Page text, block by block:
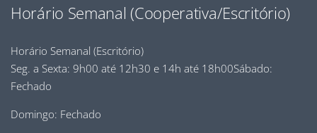
Horário Semanal (Cooperativa/Escritório)
Horário Semanal (Escritório)
Seg. a Sexta: 9h00 até 12h30 e 14h até 18h00Sábado:
Fechado
Domingo: Fechado